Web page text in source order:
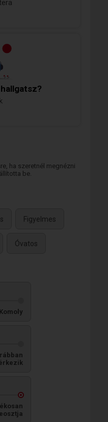
ha szeretnél megnézni
be.
Figyelmes
Óvatos
Komoly